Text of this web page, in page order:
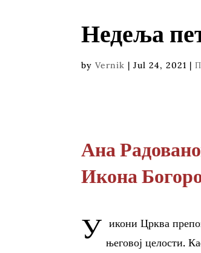
Недеља
byVernik |Jul 24, 2021 |
Ана
Икона
У икони Црква
његовој целости.